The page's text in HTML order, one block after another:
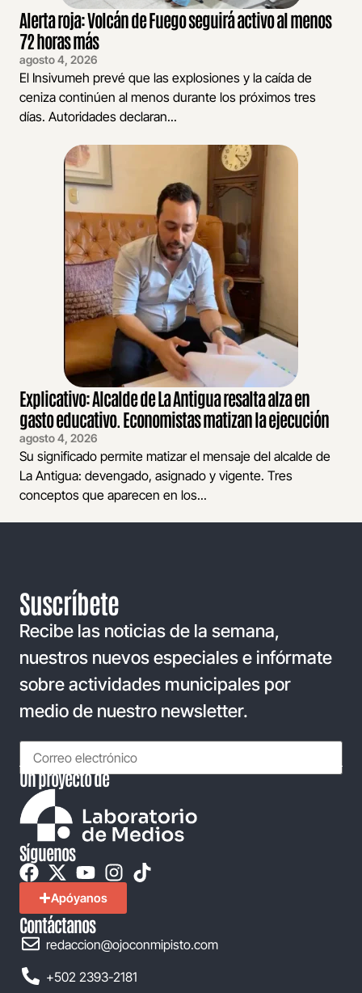
Alerta roja: Volcán de Fuego seguirá activo al menos
72 horas más
agosto 4, 2026
El Insivumeh prevé que las explosiones y la caída de
ceniza continúen al menos durante los próximos tres
días. Autoridades declaran...
Explicativo: Alcalde de La Antigua resalta alza en
gasto educativo. Economistas matizan la ejecución
agosto 4, 2026
Su significado permite matizar el mensaje del alcalde de
La Antigua: devengado, asignado y vigente. Tres
conceptos que aparecen en los...
Suscríbete
Recibe las noticias de la semana,
nuestros nuevos especiales e infórmate
sobre actividades municipales por
medio de nuestro newsletter.
Un proyecto de
Síguenos
Apóyanos
Contáctanos
redaccion@ojoconmipisto.com
+502 2393-2181